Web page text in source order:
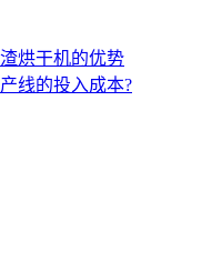
烘干机的优势
线的投入成本?